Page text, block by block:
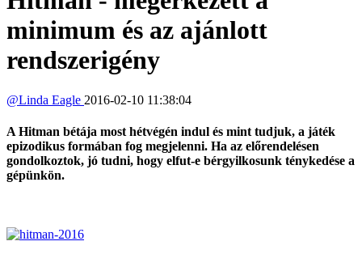
minimum és az ajánlott
rendszerigény
@Linda Eagle 2016-02-10 11:38:04
A Hitman bétája most hétvégén indul és mint tudjuk, a játék
epizodikus formában fog megjelenni. Ha az előrendelésen
gondolkoztok, jó tudni, hogy elfut-e bérgyilkosunk ténykedése a
gépünkön.